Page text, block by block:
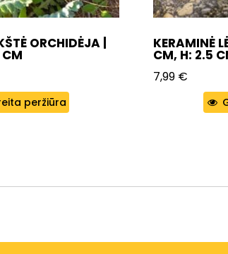
ORCHIDĖJA |
peržiūra
KERAMINĖ
CM, H: 2.5
7,99 €